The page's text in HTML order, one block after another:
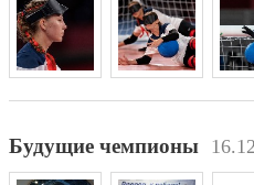
Будущие чемпионы